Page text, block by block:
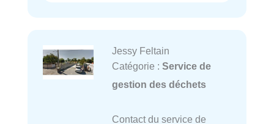
Jessy Feltain
Catégorie : Service de
gestion des déchets
Contact du service de